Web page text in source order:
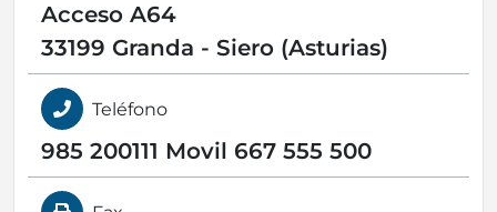
Acceso A64
33199 Granda - Siero (Asturias)
Teléfono
985 200111 Movil 667 555 500